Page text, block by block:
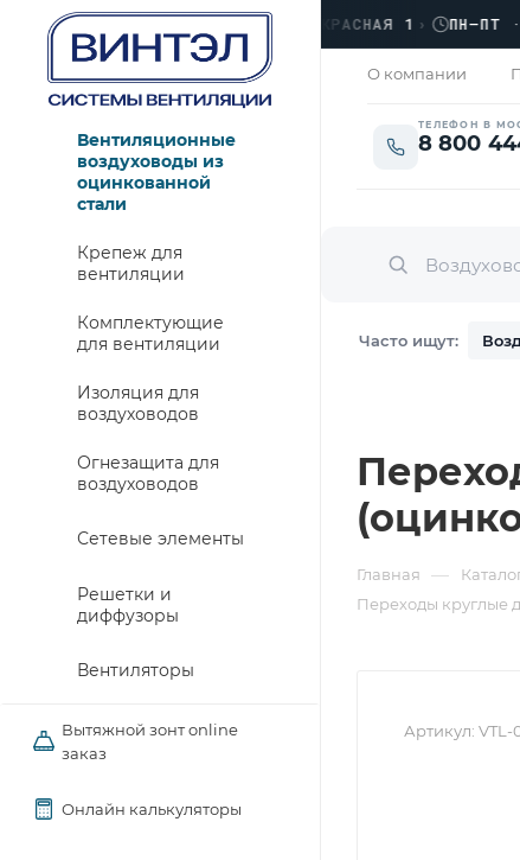
ОТКРЫТО › ЛЮБЕРЦЫ, УЛ. КРАСНАЯ 1› ПН–ПТ ·
О компании
ТЕЛЕФОН В
8 800
Часто ищут:
Вентиляционные
воздуховоды из
оцинкованной
стали
Крепеж для
вентиляции
Комплектующие
для вентиляции
Изоляция для
воздуховодов
Огнезащита для
воздуховодов
Сетевые элементы
Решетки и
диффузоры
Вентиляторы
Вытяжной зонт online
заказ
Онлайн калькуляторы
Главная —
Переходы круглые
Артикул: VTL-